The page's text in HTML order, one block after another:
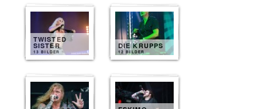
TWISTED
SISTER
13 BILDER
DIE KRUPPS
12 BILDER